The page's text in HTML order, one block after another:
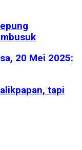
20 Mei 2025:
tapi